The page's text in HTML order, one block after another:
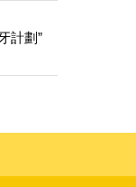
計劃”